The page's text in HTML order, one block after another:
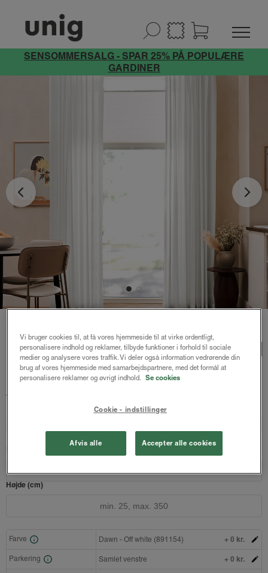
SENSOMMERSALG - SPAR 25% PÅ POPULÆRE
GARDINER
Frida stofgardin
Dawn - Off white
fra
Højde (cm)
Farve Dawn - Off white (891154) + 0 kr.
Parkering Samlet venstre + 0 kr.
Vi bruger cookies til, at få vores hjemmeside til at virke ordentligt,
personalisere indhold og reklamer, tilbyde funktioner i forhold til sociale
medier og analysere vores traffik. Vi deler også information vedrørende din
brug af vores hjemmeside med samarbejdspartnere, med det formål at
personalisere reklamer og øvrigt indhold. Se cookies
Cookie - indstillinger
Afvis alle Accepter alle cookies